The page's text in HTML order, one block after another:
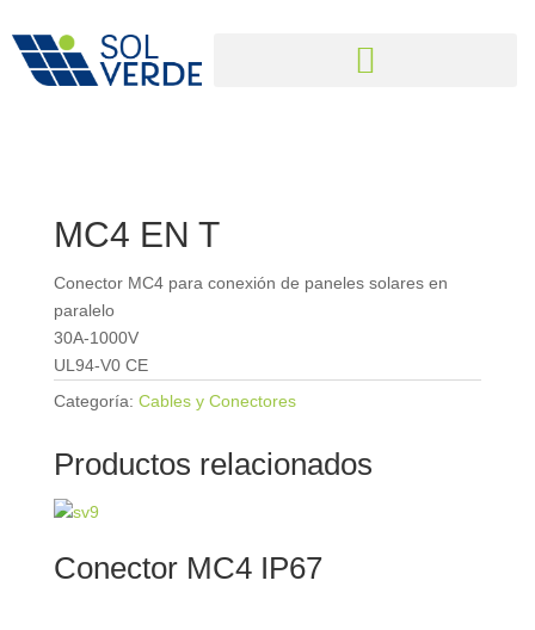
MC4 EN T
Conector MC4 para conexión de paneles solares en
paralelo
30A-1000V
UL94-V0 CE
Categoría: Cables y Conectores
Productos relacionados
Conector MC4 IP67